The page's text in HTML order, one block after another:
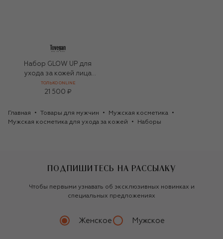
Набор GLOW UP для
ухода за кожей лица
(120+2x150+2x50ml)
ТОЛЬКО ONLINE
21 500 ₽
Главная Товары для мужчин
Мужская косметика
Мужская косметика для ухода за кожей
Наборы
ПОДПИШИТЕСЬ НА РАССЫЛКУ
Чтобы первыми узнавать об эксклюзивных новинках и
специальных предложениях
Женское Мужское